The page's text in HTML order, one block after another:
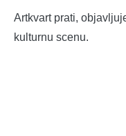
Artkvart prati,
kulturnu scenu.